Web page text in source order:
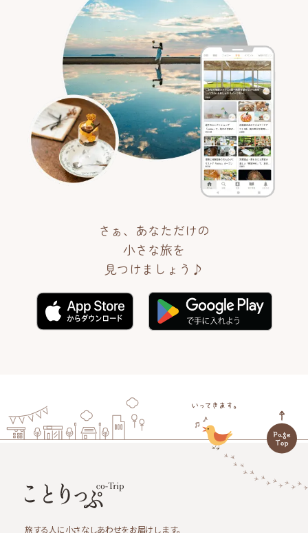
さぁ、あなただけの
小さな旅を
見つけましょう♪
旅する人に小さなしあわせをお届けします。